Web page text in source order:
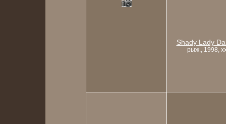
Shady Lady
рыж., 1998,